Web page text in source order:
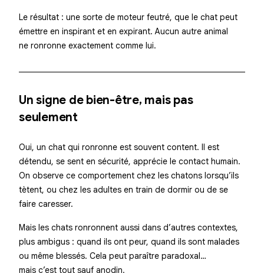
Le résultat : une sorte de moteur feutré, que le chat peut
émettre en inspirant et en expirant. Aucun autre animal
ne ronronne exactement comme lui.
Un signe de bien-être, mais pas
seulement
Oui, un chat qui ronronne est souvent content. Il est
détendu, se sent en sécurité, apprécie le contact humain.
On observe ce comportement chez les chatons lorsqu’ils
tètent, ou chez les adultes en train de dormir ou de se
faire caresser.
Mais les chats ronronnent aussi dans d’autres contextes,
plus ambigus : quand ils ont peur, quand ils sont malades
ou même blessés. Cela peut paraître paradoxal…
mais c’est tout sauf anodin.